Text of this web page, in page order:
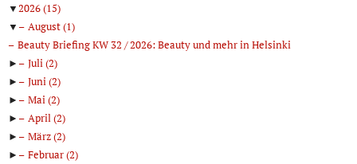
▼2026(15)
▼
August(1)
Beauty Briefing KW 32 / 2026: Beauty und mehr in Helsinki
►
Juli(2)
►
Juni(2)
►
Mai(2)
►
April(2)
►
März(2)
►
Februar(2)